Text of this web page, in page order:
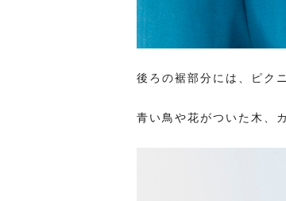
後ろの裾部分には、ピク
青い鳥や花がついた木、